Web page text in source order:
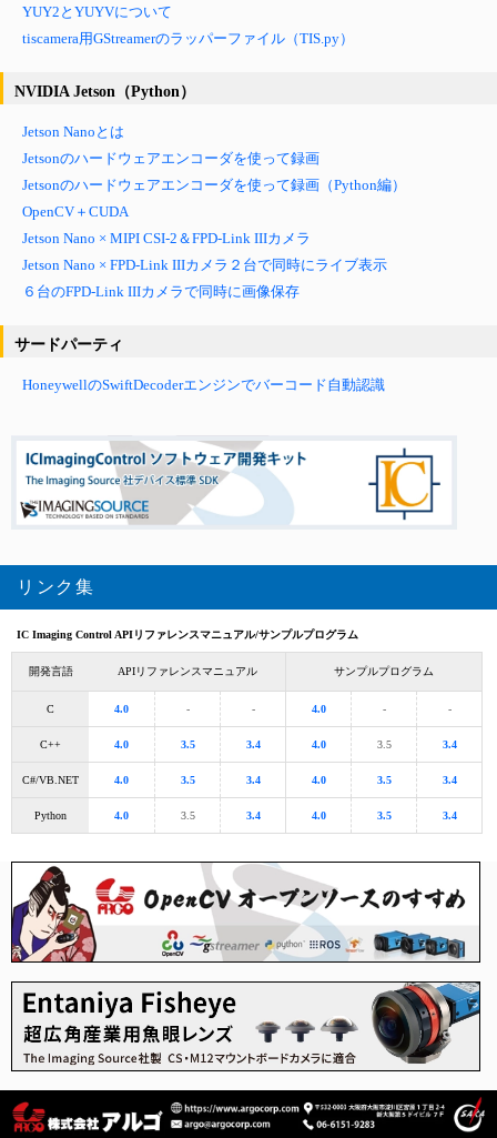
YUY2とYUYVについて
tiscamera用GStreamerのラッパーファイル（TIS.py）
NVIDIA Jetson（Python）
Jetson Nanoとは
Jetsonのハードウェアエンコーダを使って録画
Jetsonのハードウェアエンコーダを使って録画 （Python編）
OpenCV＋CUDA
Jetson Nano × MIPI CSI-2＆FPD-Link IIIカメラ
Jetson Nano × FPD-Link IIIカメラ２台で同時にライブ表示
６台のFPD-Link IIIカメラで同時に画像保存
サードパーティ
HoneywellのSwiftDecoderエンジンでバーコード自動認識
リンク集
IC Imaging Control APIリファレンスマニュアル/サンプルプログラム
開発言語 APIリファレンスマニュアル サンプルプログラム
C 4.0 - - 4.0 - -
C++ 4.0 3.5 3.4 4.0 3.5 3.4
C#/VB.NET 4.0 3.5 3.4 4.0 3.5 3.4
Python 4.0 3.5 3.4 4.0 3.5 3.4